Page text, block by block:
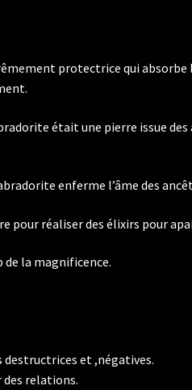
protectrice qui
était une pierre issue des
enferme l’âme des
pour réaliser des élixirs pour
la magnificence.
destructrices et ,négatives.
des relations.